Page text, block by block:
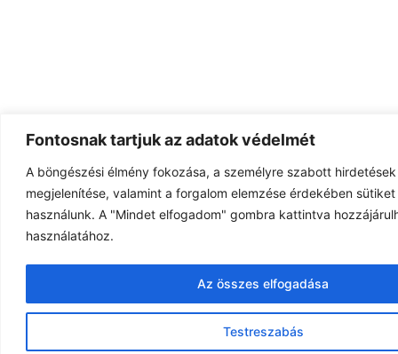
Fontosnak tartjuk az adatok védelmét
A böngészési élmény fokozása, a személyre szabott
megjelenítése, valamint a forgalom elemzése érdekében
használunk. A "Mindet elfogadom" gombra kattintva
használatához.
Testreszabás
Az összes elfogadása